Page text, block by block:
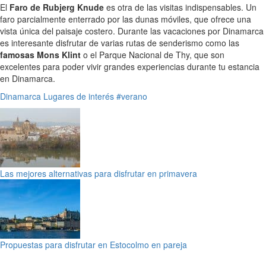
El Faro de Rubjerg Knude es otra de las visitas indispensables. Un
faro parcialmente enterrado por las dunas móviles, que ofrece una
vista única del paisaje costero. Durante las vacaciones por Dinamarca
es interesante disfrutar de varias rutas de senderismo como las
famosas Mons Klint o el Parque Nacional de Thy, que son
excelentes para poder vivir grandes experiencias durante tu estancia
en Dinamarca.
Dinamarca Lugares de interés #verano
Las mejores alternativas para disfrutar en primavera
Propuestas para disfrutar en Estocolmo en pareja